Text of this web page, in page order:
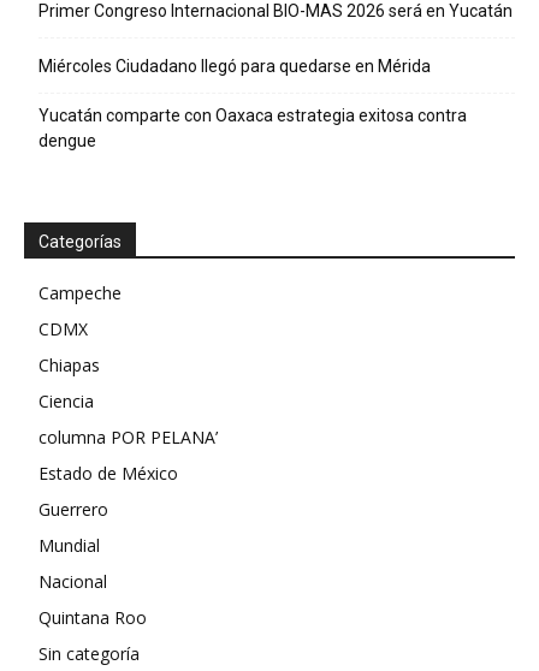
Primer Congreso Internacional BIO-MAS 2026 será en Yucatán
Miércoles Ciudadano llegó para quedarse en Mérida
Yucatán comparte con Oaxaca estrategia exitosa contra
dengue
Categorías
Campeche
CDMX
Chiapas
Ciencia
columna POR PELANA’
Estado de México
Guerrero
Mundial
Nacional
Quintana Roo
Sin categoría